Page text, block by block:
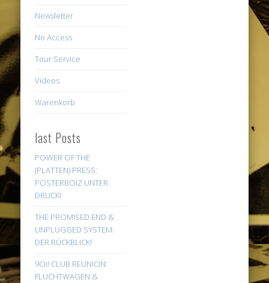
Newsletter
No Access
Tour Service
Videos
Warenkorb
last Posts
POWER OF THE
(PLATTEN) PRESS:
POSTERBOIZ UNTER
DRUCK!
THE PROMISED END &
UNPLUGGED SYSTEM:
DER RÜCKBLICK!
9Oi! CLUB REUNION:
FLUCHTWAGEN &